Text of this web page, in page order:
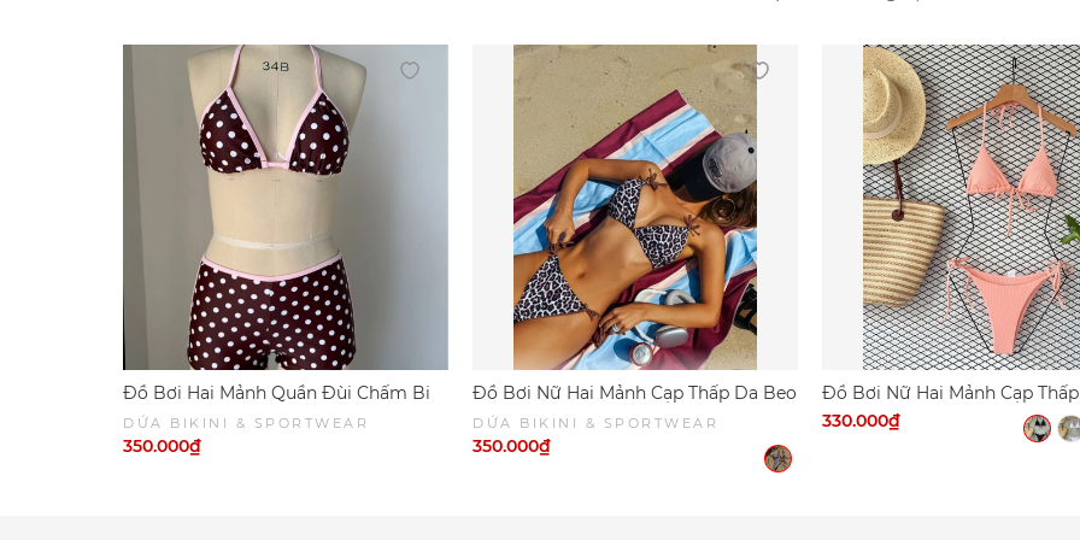
Đồ Bơi Hai Mảnh Quần Đùi Chấm Bi
Viền Hồng
DỨA BIKINI & SPORTWEAR
350.000₫
Đồ Bơi Nữ Hai Mảnh Cạp Thấp Da Beo
Phối Nâu Sexy | DỨA BIKINI &
SPORTWEAR
DỨA BIKINI & SPORTWEAR
350.000₫
Đồ Bơi Nữ Hai Mảnh Cạp
Thun Gân | DỨA BIKINI &
SPORTWEAR
330.000₫